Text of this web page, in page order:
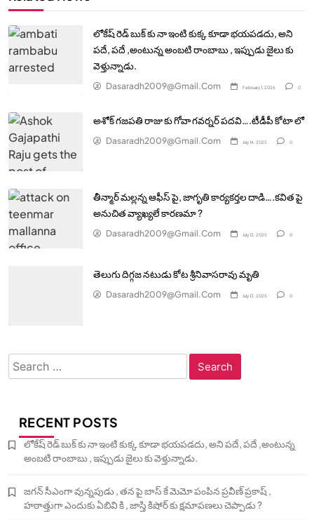
లోకేష్ రెడ్ బుక్ కు నా ఇంటి కుక్క కూడా భయపడదు, అని
పదే, పదే ,అంటున్న అంబటి రాంబాబు , ఇప్పుడు జైలు కు
వెళ్తున్నాడు.
Dasaradh2009@gmail.com February 1, 2026 0
అశోక్ గజపతి రాజు కు గోవా గవర్నర్ పదవి….టీడీపీ కోటా లో
Dasaradh2009@gmail.com July 14, 2025 0
తీన్మార్ మల్లన్న ఆఫీస్ పై, జాగృతి కార్యకర్తల దాడి….కవిత పై
అనుచిత వ్యాఖ్యలే కారణమా ?
Dasaradh2009@gmail.com July 13, 2025 0
తెలుగు దిగ్గజ నటుడు కోట శ్రీనివాసరావు మృతి
Dasaradh2009@gmail.com July 13, 2025 0
Search
for:
RECENT POSTS
లోకేష్ రెడ్ బుక్ కు నా ఇంటి కుక్క కూడా భయపడదు, అని పదే, పదే ,అంటున్న
అంబటి రాంబాబు , ఇప్పుడు జైలు కు వెళ్తున్నాడు.
జగన్ సీఎంగా వున్నపుడు , తన పై బాస్ కే మెమో పంపిన ప్రవీణ్ ప్రకాష్ ,
హఠాత్తుగా ఎందుకు ఏబివి కి , జాస్తి కిషోర్ కు క్షమాపణలు చెప్పాడు ?